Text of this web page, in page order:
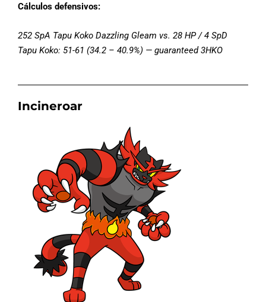
Cálculos defensivos:
252 SpA Tapu Koko Dazzling Gleam vs. 28 HP / 4 SpD
Tapu Koko: 51-61 (34.2 – 40.9%) — guaranteed 3HKO
Incineroar